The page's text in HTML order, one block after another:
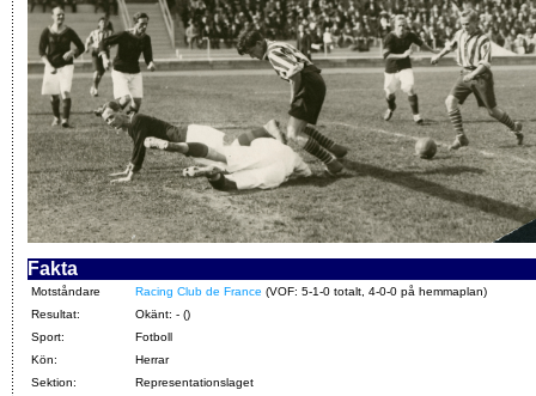
Fakta
Motståndare Racing Club de France (VOF: 5-1-0 totalt, 4-0-0 på hemmaplan)
Resultat:
Okänt: - ()
Sport:
Fotboll
Kön:
Herrar
Sektion:
Representationslaget